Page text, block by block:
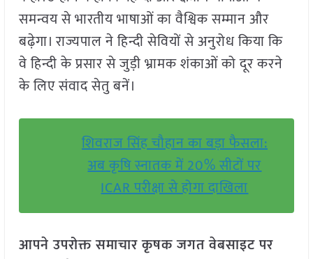
समन्वय से भारतीय भाषाओं का वैश्विक सम्मान और
बढ़ेगा। राज्यपाल ने हिन्दी सेवियों से अनुरोध किया कि
वे हिन्दी के प्रसार से जुड़ी भ्रामक शंकाओं को दूर करने
के लिए संवाद सेतु बनें।
शिवराज सिंह चौहान का बड़ा फैसला:
अब कृषि स्नातक में 20% सीटों पर
ICAR परीक्षा से होगा दाखिला
आपने उपरोक्त समाचार कृषक जगत वेबसाइट पर